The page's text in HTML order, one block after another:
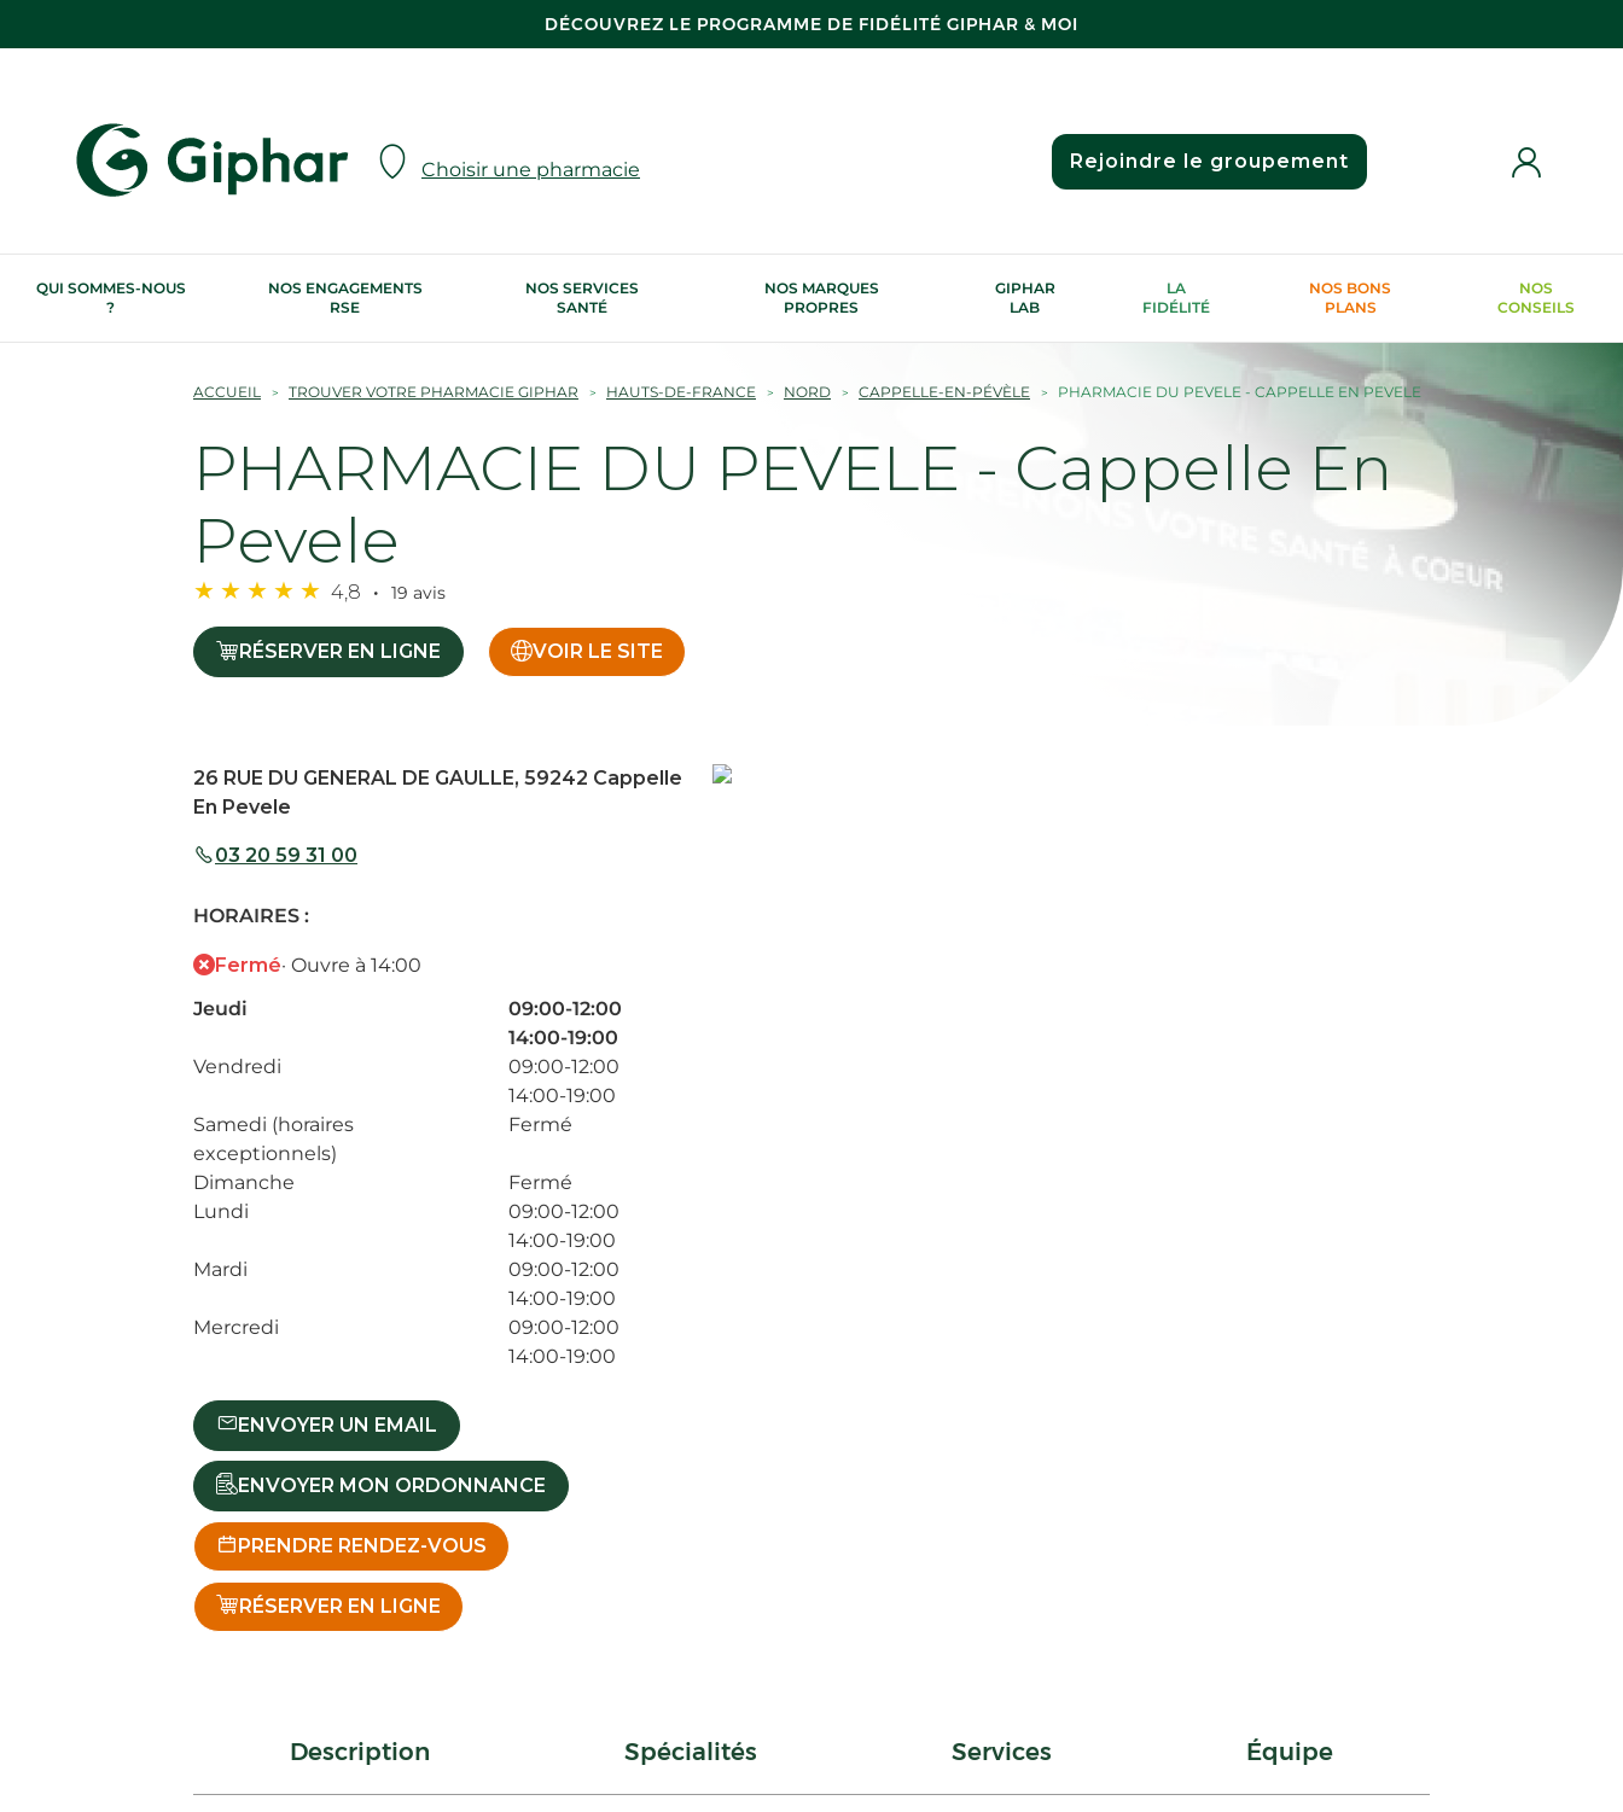
DÉCOUVREZ LE PROGRAMME DE FIDÉLITÉ GIPHAR & MOI
Choisir une pharmacie Rejoindre le groupement
QUI SOMMES-NOUS
?
NOS ENGAGEMENTS
RSE
NOS SERVICES
SANTÉ
NOS MARQUES
PROPRES
GIPHAR
LAB
LA
FIDÉLITÉ
NOS BONS
PLANS
NOS
CONSEILS
ACCUEIL TROUVER VOTRE PHARMACIE GIPHAR HAUTS-DE-FRANCE NORD CAPPELLE-EN-PÉVÈLE PHARMACIE DU PEVELE - CAPPELLE EN PEVELE
PHARMACIE DU PEVELE - Cappelle En
Pevele
4,8 19 avis
RÉSERVER EN LIGNE VOIR LE SITE
26 RUE DU GENERAL DE GAULLE, 59242 Cappelle
En Pevele
03 20 59 31 00
HORAIRES :
Fermé· Ouvre à 14:00
Jeudi
09:00-12:00
14:00-19:00
Vendredi
09:00-12:00
14:00-19:00
Samedi (horaires
exceptionnels)
Fermé
Dimanche
Fermé
Lundi
09:00-12:00
14:00-19:00
Mardi
09:00-12:00
14:00-19:00
Mercredi
09:00-12:00
14:00-19:00
ENVOYER UN EMAIL
ENVOYER MON ORDONNANCE
PRENDRE RENDEZ-VOUS
RÉSERVER EN LIGNE
Description Spécialités Services Équipe